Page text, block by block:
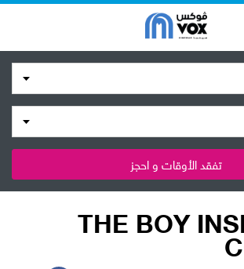
تفقد الأوقات و احجز
THE BOY